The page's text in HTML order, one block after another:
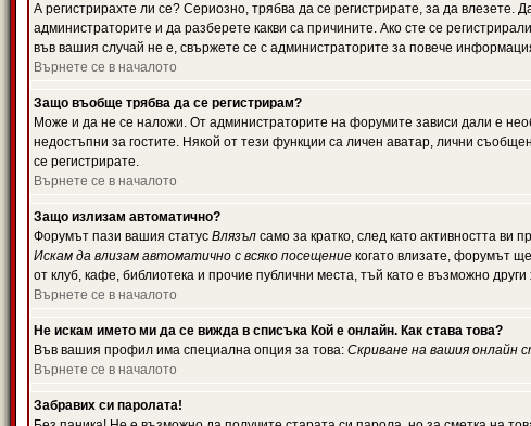
А регистрирахте ли се? Сериозно, трябва да се регистрирате, за да
администраторите и да разберете какви са причините. Ако сте се
във вашия случай не е, свържете се с администраторите за повече
Върнете се в началото
Защо въобще трябва да се регистрирам?
Може и да не се наложи. От администраторите на форумите зависи дали е
недостъпни за гостите. Някой от тези функции са личен аватар, лични
се регистрирате.
Върнете се в началото
Защо излизам автоматично?
Форумът пази вашия статус Влязъл само за кратко, след като активността ви
Искам да влизам автоматично с всяко посещение когато влизате, форумът
от клуб, кафе, библиотека и прочие публични места, тъй като е възможно
Върнете се в началото
Не искам името ми да се вижда в списъка Кой е онлайн. Как става това?
Във вашия профил има специална опция за това: Скриване на вашия онлайн
Върнете се в началото
Забравих си паролата!